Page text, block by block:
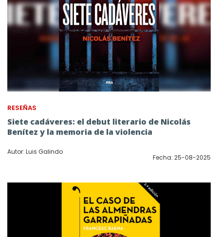
RESEÑAS
Siete cadáveres: el debut literario de Nicolás
Benítez y la memoria de la violencia
Autor: Luis Galindo
Fecha: 25-08-2025